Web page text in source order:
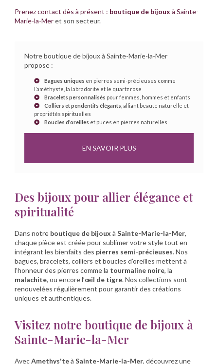
Prenez contact dès à présent : boutique de bijoux à Sainte-
Marie-la-Meret son secteur.
Notre boutique de bijoux à Sainte-Marie-la-Mer
propose :
Bagues uniques en pierres semi-précieuses comme
l’améthyste, la labradorite et le quartz rose
Bracelets personnalisés pour femmes, hommes et enfants
Colliers et pendentifs élégants , alliant beauté naturelle et
propriétés spirituelles
Boucles d’oreilles et puces en pierres naturelles
EN SAVOIR PLUS
Des bijoux pour allier élégance et
spiritualité
Dans notre boutique de bijoux à Sainte-Marie-la-Mer,
chaque pièce est créée pour sublimer votre style tout en
intégrant les bienfaits des pierres semi-précieuses. Nos
bagues, bracelets, colliers et boucles d’oreilles mettent à
l’honneur des pierres comme la tourmaline noire, la
malachite, ou encore l’œil de tigre. Nos collections sont
renouvelées régulièrement pour garantir des créations
uniques et authentiques.
Visitez notre boutique de bijoux à
Sainte-Marie-la-Mer
AvecAmethys'teà Sainte-Marie-la-Mer, découvrez une